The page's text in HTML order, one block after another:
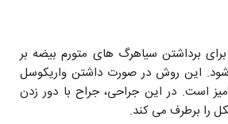
برداشتن سیاهرگ ‌های متورم بیضه بر
این روش در صورت داشتن واریکوسل
است. در این جراحی، جراح با دور زدن
را برطرف می‌ کند.